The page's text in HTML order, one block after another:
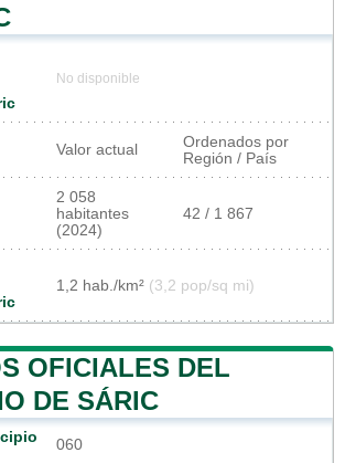
No disponible
Valor actual
Ordenados por
Región / País
2 058
habitantes
(2024)
42 / 1 867
1,2 hab./km² (3,2 pop/sq mi)
OFICIALES DEL
DE SÁRIC
060